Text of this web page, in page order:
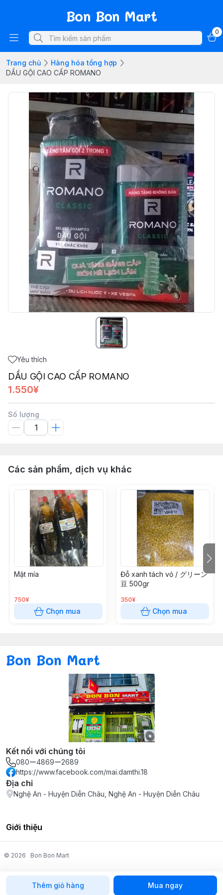
Bon Bon Mart
0
Trang chủ
Hàng hóa tổng hợp
DẦU GỘI CAO CẤP ROMANO
Yêu thích
DẦU GỘI CAO CẤP ROMANO
1.550¥
Số lượng
Thêm giỏ hàng Mua ngay
Các sản phẩm, dịch vụ khác
Mật mía
750¥
Chọn mua
Đỗ xanh tách vỏ / グリーン
豆 500gr
350¥
Chọn mua
Bon Bon Mart
Kết nối với chúng tôi
080ー4869ー2689
https://www.facebook.com/mai.damthi.18
Địa chỉ
Nghệ An - Huyện Diễn Châu, Nghệ An - Huyện Diễn Châu
Giới thiệu
© 2026 Bon Bon Mart